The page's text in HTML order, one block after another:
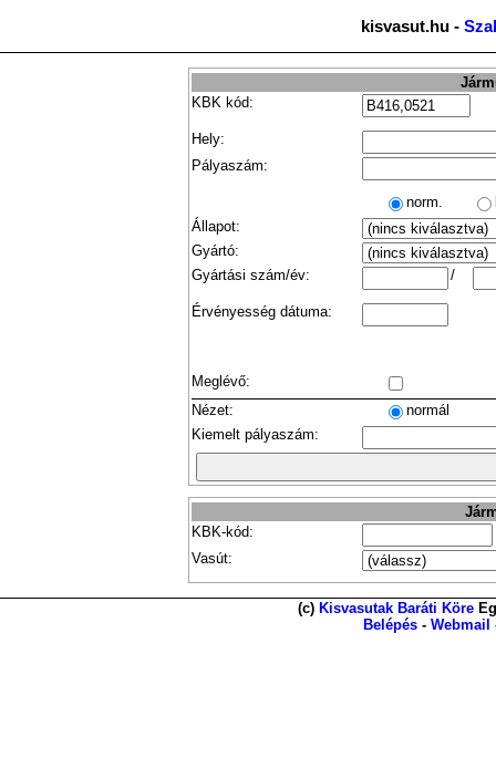
kisvasut.hu -
KBK kód:
Hely:
Pályaszám:
norm.
Állapot:
Gyártó:
Gyártási szám/év:
/
Érvényesség dátuma:
Meglévő:
Nézet:
normál
Kiemelt pályaszám:
KBK-kód:
Vasút:
(c) Kisvasutak Baráti Köre
Belépés - Webmail